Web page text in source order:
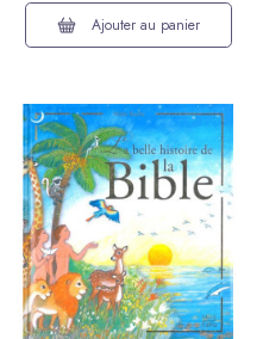
Ajouter au panier